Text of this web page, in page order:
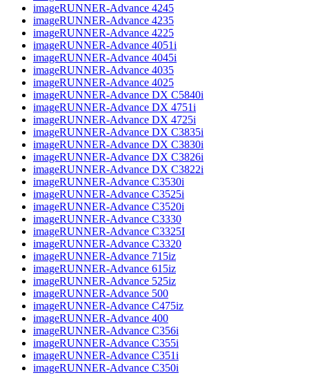
imageRUNNER-Advance 4245
imageRUNNER-Advance 4235
imageRUNNER-Advance 4225
imageRUNNER-Advance 4051i
imageRUNNER-Advance 4045i
imageRUNNER-Advance 4035
imageRUNNER-Advance 4025
imageRUNNER-Advance DX C5840i
imageRUNNER-Advance DX 4751i
imageRUNNER-Advance DX 4725i
imageRUNNER-Advance DX C3835i
imageRUNNER-Advance DX C3830i
imageRUNNER-Advance DX C3826i
imageRUNNER-Advance DX C3822i
imageRUNNER-Advance C3530i
imageRUNNER-Advance C3525i
imageRUNNER-Advance C3520i
imageRUNNER-Advance C3330
imageRUNNER-Advance C3325I
imageRUNNER-Advance C3320
imageRUNNER-Advance 715iz
imageRUNNER-Advance 615iz
imageRUNNER-Advance 525iz
imageRUNNER-Advance 500
imageRUNNER-Advance C475iz
imageRUNNER-Advance 400
imageRUNNER-Advance C356i
imageRUNNER-Advance C355i
imageRUNNER-Advance C351i
imageRUNNER-Advance C350i